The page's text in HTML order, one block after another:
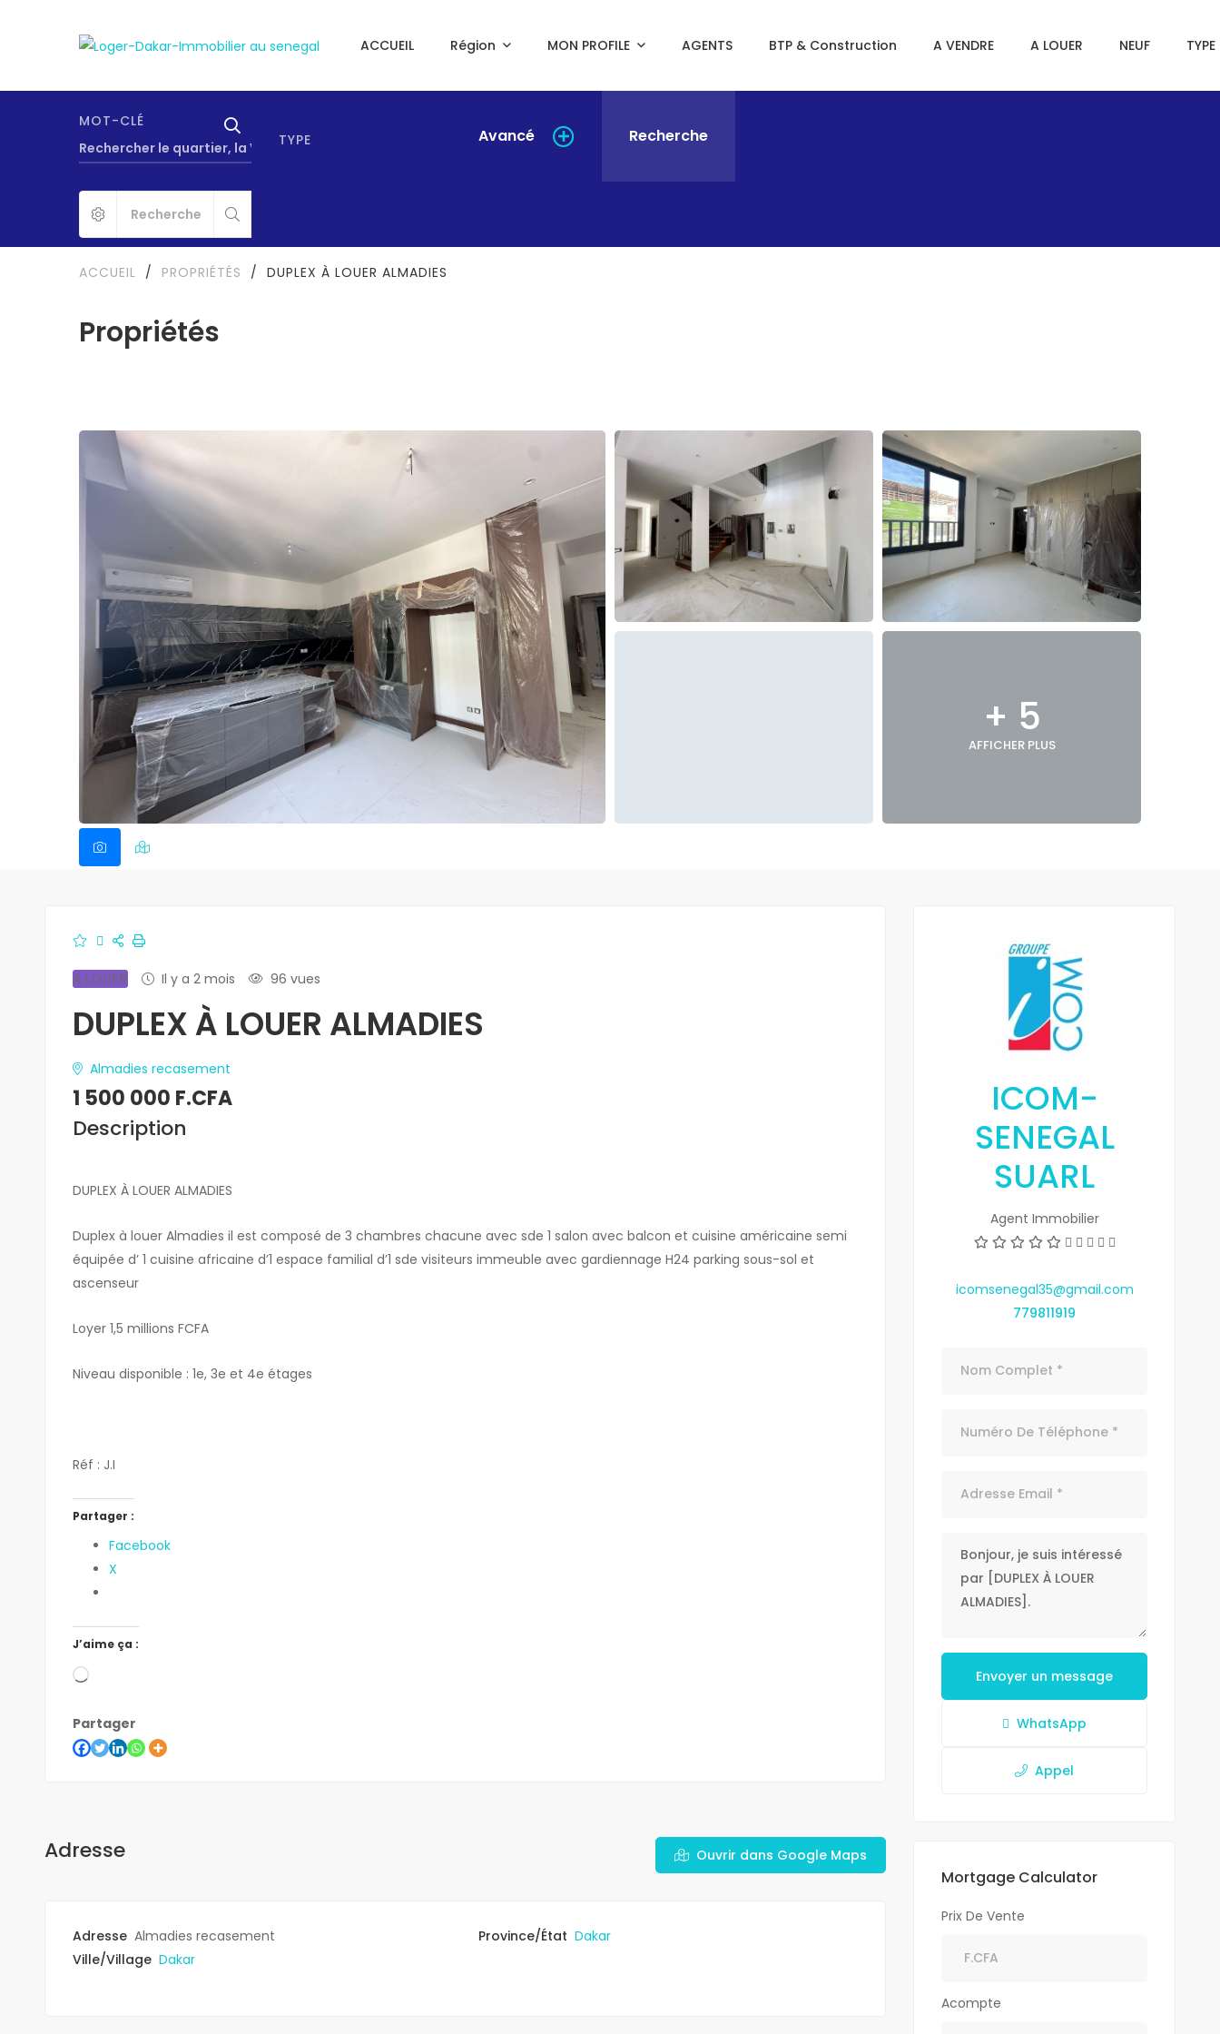
ACCUEIL Région MON PROFILE AGENTS BTP & Construction A VENDRE A LOUER NEUF
MOT-CLÉ
TYPE
Avancé Recherche
Propriétés
ACCUEIL / PROPRIÉTÉS / DUPLEX À LOUER ALMADIES
+ 5
AFFICHER PLUS
A LOUER Il y a 2 mois 96 vues
DUPLEX À LOUER ALMADIES
Almadies recasement
1 500 000 F.CFA
Description
DUPLEX À LOUER ALMADIES
Duplex à louer Almadies il est composé de 3 chambres chacune avec sde 1 salon avec balcon et cuisine américaine semi
équipée d’ 1 cuisine africaine d’1 espace familial d’1 sde visiteurs immeuble avec gardiennage H24 parking sous-sol et
ascenseur
Loyer 1,5 millions FCFA
Niveau disponible : 1e, 3e et 4e étages
Réf : J.I
Partager :
Facebook
X
J’aime ça :
Partager
Adresse Ouvrir dans Google Maps
Adresse Almadies recasement Province/État Dakar
Ville/Village Dakar
ICOM-
SENEGAL
SUARL
Agent Immobilier
icomsenegal35@gmail.com
779811919
Envoyer un message
WhatsApp
Appel
Mortgage Calculator
Prix De Vente
Acompte